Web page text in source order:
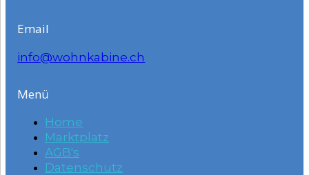
Email
info@wohnkabine.ch
Menü
Home
Marktplatz
AGB's
Datenschutz